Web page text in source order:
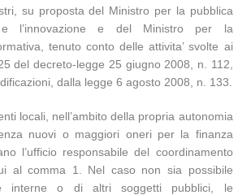
su proposta del Ministro per la pubblica
e l’innovazione e del Ministro per la
tenuto conto delle attivita’ svolte ai
del decreto-legge 25 giugno 2008, n. 112,
dalla legge 6 agosto 2008, n. 133.
locali, nell’ambito della propria autonomia
nuovi o maggiori oneri per la finanza
l’ufficio responsabile del coordinamento
al comma 1. Nel caso non sia possibile
interne o di altri soggetti pubblici, le